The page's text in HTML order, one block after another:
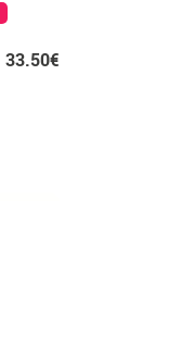
33.50€